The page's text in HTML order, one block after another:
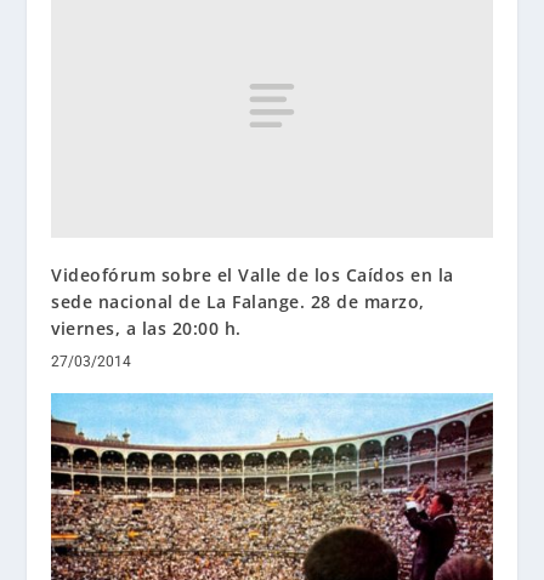
Videofórum sobre el Valle de los Caídos en la
sede nacional de La Falange. 28 de marzo,
viernes, a las 20:00 h.
27/03/2014